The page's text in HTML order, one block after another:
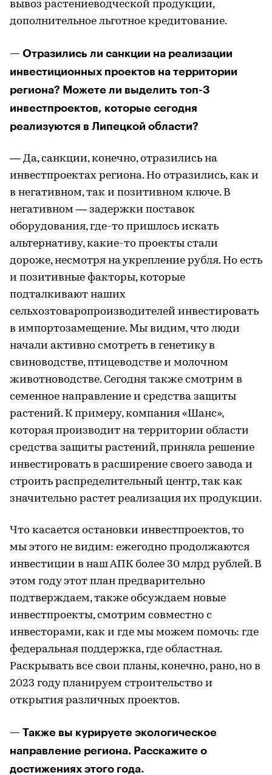
вывоз растениеводческой продукции,
дополнительное льготное кредитование.
— Отразились ли санкции на реализации
инвестиционных проектов на территории
региона? Можете ли выделить топ-3
инвестпроектов, которые сегодня
реализуются в Липецкой области?
— Да, санкции, конечно, отразились на
инвестпроектах региона. Но отразились, как и
в негативном, так и позитивном ключе. В
негативном — задержки поставок
оборудования, где-то пришлось искать
альтернативу, какие-то проекты стали
дороже, несмотря на укрепление рубля. Но есть
и позитивные факторы, которые
подталкивают наших
сельхозтоваропроизводителей инвестировать
в импортозамещение. Мы видим, что люди
начали активно смотреть в генетику в
свиноводстве, птицеводстве и молочном
животноводстве. Сегодня также смотрим в
семенное направление и средства защиты
растений. К примеру, компания «Шанс»,
которая производит на территории области
средства защиты растений, приняла решение
инвестировать в расширение своего завода и
строить распределительный центр, так как
значительно растет реализация их продукции.
Что касается остановки инвестпроектов, то
мы этого не видим: ежегодно продолжаются
инвестиции в наш АПК более 30 млрд рублей. В
этом году этот план предварительно
подтверждаем, также обсуждаем новые
инвестпроекты, смотрим совместно с
инвесторами, как и где мы можем помочь: где
федеральная поддержка, где областная.
Раскрывать все свои планы, конечно, рано, но в
2023 году планируем строительство и
открытия различных проектов.
— Также вы курируете экологическое
направление региона. Расскажите о
достижениях этого года.